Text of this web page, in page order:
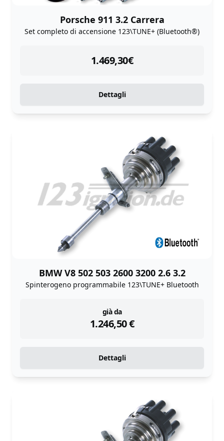
Porsche 911 3.2 Carrera
Set completo di accensione 123\TUNE+ (Bluetooth®)
1.469,30€
instock
Dettagli
BMW V8 502 503 2600 3200 2.6 3.2
Spinterogeno programmabile 123\TUNE+ Bluetooth
già da
1.246,50€
instock
Dettagli